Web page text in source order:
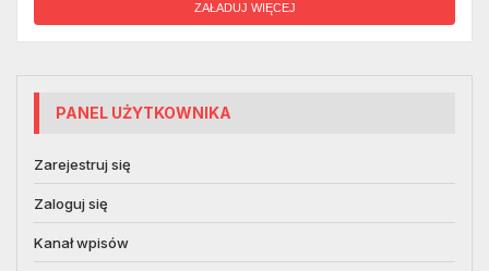
ZAŁADUJ WIĘCEJ
PANEL UŻYTKOWNIKA
Zarejestruj się
Zaloguj się
Kanał wpisów